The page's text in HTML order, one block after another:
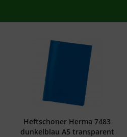
Heftschoner Herma 7483
dunkelblau A5 transparent